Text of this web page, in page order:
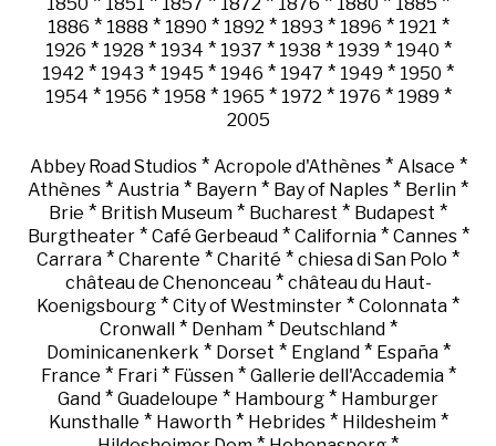
1886 * 1888 * 1890 * 1892 * 1893 * 1896 * 1921 *
1926 * 1928 * 1934 * 1937 * 1938 * 1939 * 1940 *
1942 * 1943 * 1945 * 1946 * 1947 * 1949 * 1950 *
1954 * 1956 * 1958 * 1965 * 1972 * 1976 * 1989 *
2005
Abbey Road Studios* Acropole d'Athènes* Alsace *
Athènes * Austria * Bayern * Bay of Naples * Berlin *
Brie * British Museum * Bucharest * Budapest *
Burgtheater* Café Gerbeaud* California* Cannes*
Carrara * Charente * Charité * chiesa di San Polo *
château de Chenonceau* château du Haut-
Koenigsbourg * City of Westminster * Colonnata *
Cronwall* Denham* Deutschland*
Dominicanenkerk * Dorset * England* España*
France * Frari* Füssen* Gallerie dell'Accademia*
Gand * Guadeloupe * Hambourg * Hamburger
Kunsthalle * Haworth* Hebrides* Hildesheim*